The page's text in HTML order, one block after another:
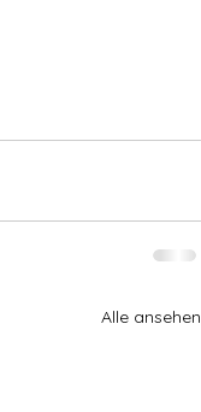
Alle ansehen